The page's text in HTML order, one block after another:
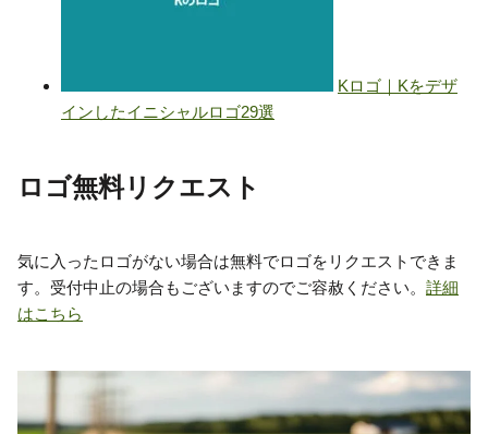
ロゴ無料リクエスト
気に入ったロゴがない場合は無料でロゴをリクエストできま
す。受付中止の場合もございますのでご容赦ください。 詳細
はこちら